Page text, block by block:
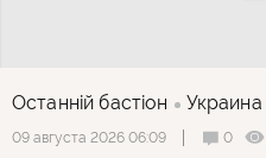
Останнiй бастiон Украина
09 августа 2026 06:09 0